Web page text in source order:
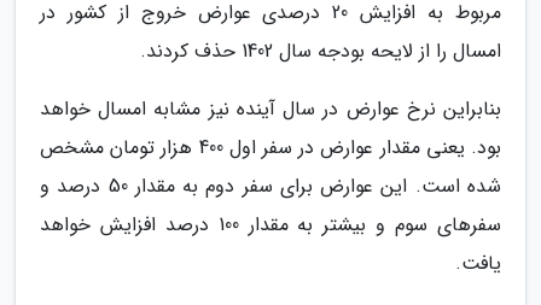
مربوط به افزایش 20 درصدی عوارض خروج از کشور در
امسال را از لایحه بودجه سال 1402 حذف کردند.
بنابراین نرخ عوارض در سال آینده نیز مشابه امسال خواهد
بود. یعنی مقدار عوارض در سفر اول 400 هزار تومان مشخص
شده است. این عوارض برای سفر دوم به مقدار 50 درصد و
سفرهای سوم و بیشتر به مقدار 100 درصد افزایش خواهد
یافت.